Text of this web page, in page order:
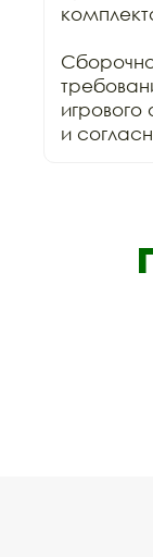
игрового
и